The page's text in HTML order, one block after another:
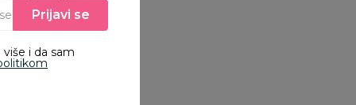
Unesite Vašu e‑mail adresu da biste se prijavili na newsletter.
Prijavi se
i da sam